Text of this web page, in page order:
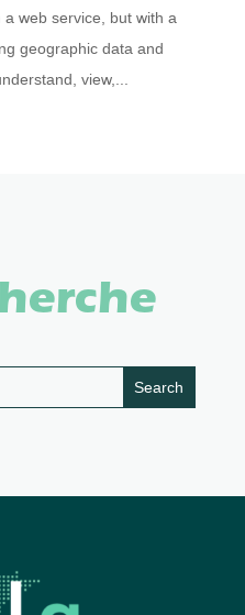
web service, but with a
geographic data and
view,...